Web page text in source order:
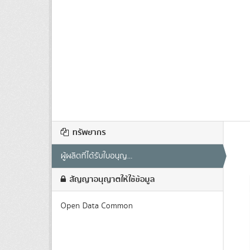
ทรัพยากร
ผู้ผลิตที่ได้รับใบอนุญ...
สัญญาอนุญาตให้ใช้ข้อมูล
Open Data Common